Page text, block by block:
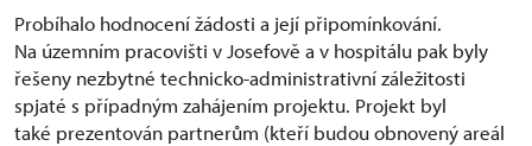
Probíhalo hodnocení žádosti a její připomínkování.
Na územním pracovišti v Josefově a v hospitálu pak byly
řešeny nezbytné technicko-administrativní záležitosti
spjaté s případným zahájením projektu. Projekt byl
také prezentován partnerům (kteří budou obnovený areál